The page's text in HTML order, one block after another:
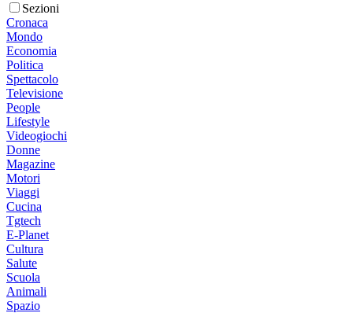
Sezioni
Cronaca
Mondo
Economia
Politica
Spettacolo
Televisione
People
Lifestyle
Videogiochi
Donne
Magazine
Motori
Viaggi
Cucina
Tgtech
E-Planet
Cultura
Salute
Scuola
Animali
Spazio